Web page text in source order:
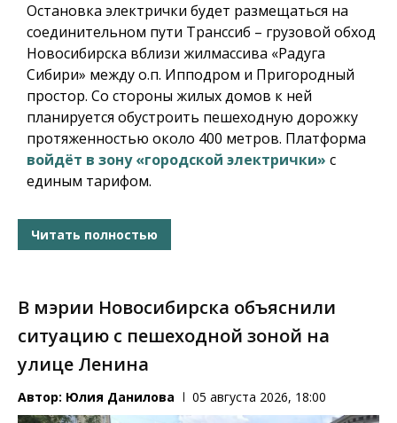
Остановка электрички будет размещаться на
соединительном пути Транссиб – грузовой обход
Новосибирска вблизи жилмассива «Радуга
Сибири» между о.п. Ипподром и Пригородный
простор. Со стороны жилых домов к ней
планируется обустроить пешеходную дорожку
протяженностью около 400 метров. Платформа
войдёт в зону «городской электрички» с
единым тарифом.
Читать полностью
В мэрии Новосибирска объяснили
ситуацию с пешеходной зоной на
улице Ленина
Автор: Юлия Данилова 05 августа 2026, 18:00